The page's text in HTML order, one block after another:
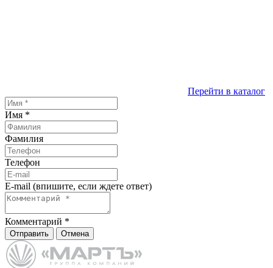
Перейти в каталог
Имя *
Фамилия
Телефон
E-mail (впишите, если ждете ответ)
Комментарий *
Отправить Отмена